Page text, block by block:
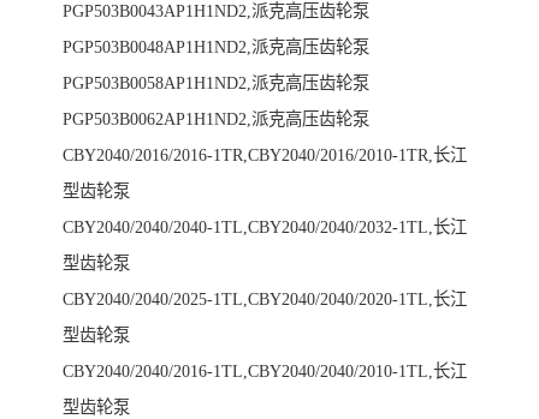
PGP503B0043AP1H1ND2,派克高压齿轮泵
PGP503B0048AP1H1ND2,派克高压齿轮泵
PGP503B0058AP1H1ND2,派克高压齿轮泵
PGP503B0062AP1H1ND2,派克高压齿轮泵
CBY2040/2016/2016-1TR,CBY2040/2016/2010-1TR,长江
型齿轮泵
CBY2040/2040/2040-1TL,CBY2040/2040/2032-1TL,长江
型齿轮泵
CBY2040/2040/2025-1TL,CBY2040/2040/2020-1TL,长江
型齿轮泵
CBY2040/2040/2016-1TL,CBY2040/2040/2010-1TL,长江
型齿轮泵